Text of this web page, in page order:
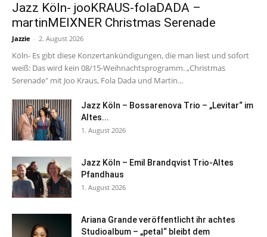
Jazz Köln- jooKRAUS-folaDADA –
martinMEIXNER Christmas Serenade
Jazzie - 2. August 2026
Köln- Es gibt diese Konzertankündigungen, die man liest und sofort
weiß: Das wird kein 08/15-Weihnachtsprogramm. „Christmas
Serenade" mit Joo Kraus, Fola Dada und Martin...
Jazz Köln – Bossarenova Trio – „Levitar“ im
Altes...
1. August 2026
Jazz Köln – Emil Brandqvist Trio-Altes
Pfandhaus
1. August 2026
Ariana Grande veröffentlicht ihr achtes
Studioalbum – „petal“ bleibt dem